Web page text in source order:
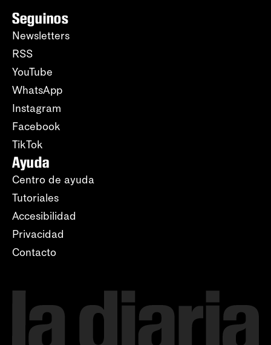
Seguinos
Newsletters
RSS
YouTube
WhatsApp
Instagram
Facebook
TikTok
Ayuda
Centro de ayuda
Tutoriales
Accesibilidad
Privacidad
Contacto